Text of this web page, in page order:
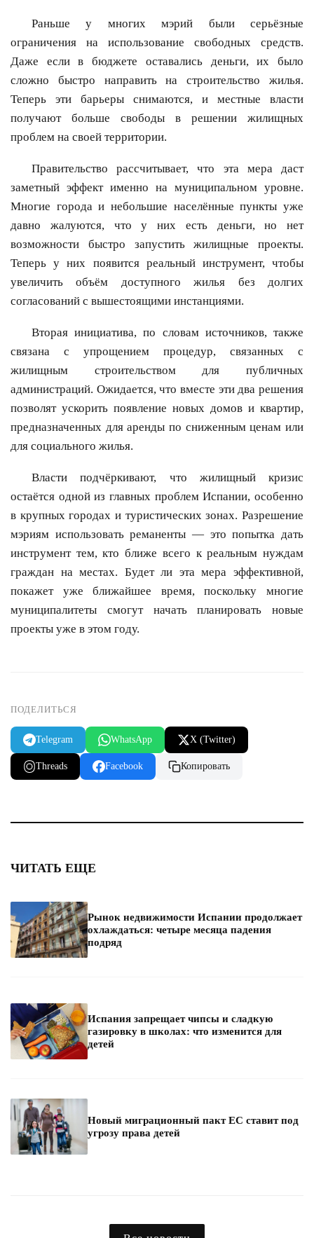
Раньше у многих мэрий были серьёзные
ограничения на использование свободных средств.
Даже если в бюджете оставались деньги, их было
сложно быстро направить на строительство жилья.
Теперь эти барьеры снимаются, и местные власти
получают больше свободы в решении жилищных
проблем на своей территории.
Правительство рассчитывает, что эта мера даст
заметный эффект именно на муниципальном уровне.
Многие города и небольшие населённые пункты уже
давно жалуются, что у них есть деньги, но нет
возможности быстро запустить жилищные проекты.
Теперь у них появится реальный инструмент, чтобы
увеличить объём доступного жилья без долгих
согласований с вышестоящими инстанциями.
Вторая инициатива, по словам источников, также
связана с упрощением процедур, связанных с
жилищным строительством для публичных
администраций. Ожидается, что вместе эти два решения
позволят ускорить появление новых домов и квартир,
предназначенных для аренды по сниженным ценам или
для социального жилья.
Власти подчёркивают, что жилищный кризис
остаётся одной из главных проблем Испании, особенно
в крупных городах и туристических зонах. Разрешение
мэриям использовать реманенты — это попытка дать
инструмент тем, кто ближе всего к реальным нуждам
граждан на местах. Будет ли эта мера эффективной,
покажет уже ближайшее время, поскольку многие
муниципалитеты смогут начать планировать новые
проекты уже в этом году.
ПОДЕЛИТЬСЯ
Telegram WhatsApp X (Twitter)
Threads Facebook Копировать
ЧИТАТЬ ЕЩЕ
Рынок недвижимости Испании продолжает
охлаждаться: четыре месяца падения
подряд
Испания запрещает чипсы и сладкую
газировку в школах: что изменится для
детей
Новый миграционный пакт ЕС ставит под
угрозу права детей